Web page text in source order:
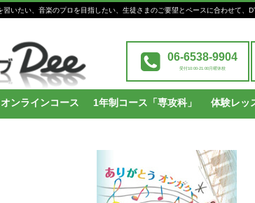
いたい、音楽のプロを目指したい、生徒さまのご要望とペースに合わせて、
06-6538-9904
受付10:00-21:00月曜休校
ンラインコース 1年制コース「専攻科」 体験レッ